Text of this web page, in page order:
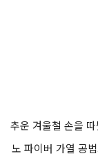
추운 겨울철 손을
노 파이버 가열 공